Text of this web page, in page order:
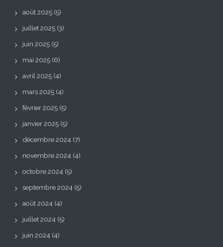
août 2025 (5)
juillet 2025 (3)
juin 2025 (5)
mai 2025 (6)
avril 2025 (4)
mars 2025 (4)
février 2025 (5)
janvier 2025 (5)
décembre 2024 (7)
novembre 2024 (4)
octobre 2024 (5)
septembre 2024 (5)
août 2024 (4)
juillet 2024 (5)
juin 2024 (4)